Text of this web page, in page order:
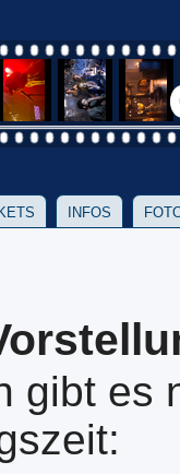
INFOS
gibt es